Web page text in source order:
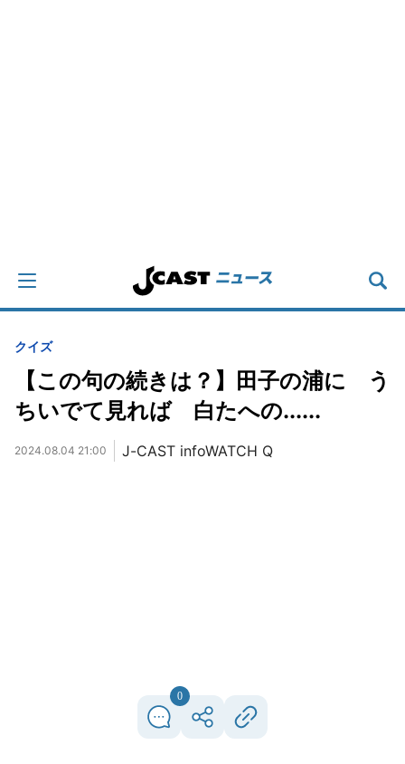
クイズ
【この句の続きは？】田子の浦に う
ちいでて見れば 白たへの......
2024.08.04 21:00 J-CAST infoWATCH Q
0